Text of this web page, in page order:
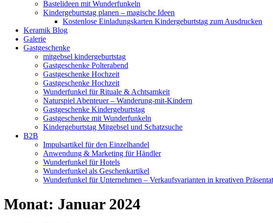
Bastelideen mit Wunderfunkeln
Kindergeburtstag planen – magische Ideen
Kostenlose Einladungskarten Kindergeburtstag zum Ausdrucken
Keramik Blog
Galerie
Gastgeschenke
mitgebsel kindergeburtstag
Gastgeschenke Polterabend
Gastgeschenke Hochzeit
Gastgeschenke Hochzeit
Wunderfunkel für Rituale & Achtsamkeit
Naturspiel Abenteuer – Wanderung-mit-Kindern
Gastgeschenke Kindergeburtstag
Gastgeschenke mit Wunderfunkeln
Kindergeburtstag Mitgebsel und Schatzsuche
B2B
Impulsartikel für den Einzelhandel
Anwendung & Marketing für Händler
Wunderfunkel für Hotels
Wunderfunkel als Geschenkartikel
Wunderfunkel für Unternehmen – Verkaufsvarianten in kreativen
Monat: Januar 2024